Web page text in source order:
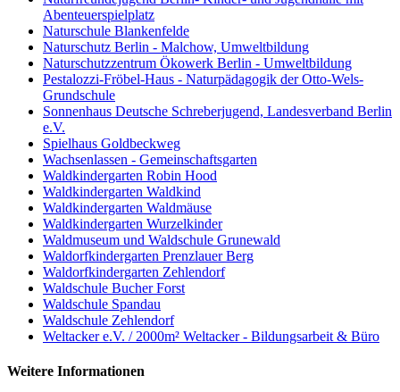
Abenteuerspielplatz
Naturschule Blankenfelde
Naturschutz Berlin - Malchow, Umweltbildung
Naturschutzzentrum Ökowerk Berlin - Umweltbildung
Pestalozzi-Fröbel-Haus - Naturpädagogik der Otto-Wels-
Grundschule
Sonnenhaus Deutsche Schreberjugend, Landesverband Berlin
e.V.
Spielhaus Goldbeckweg
Wachsenlassen - Gemeinschaftsgarten
Waldkindergarten Robin Hood
Waldkindergarten Waldkind
Waldkindergarten Waldmäuse
Waldkindergarten Wurzelkinder
Waldmuseum und Waldschule Grunewald
Waldorfkindergarten Prenzlauer Berg
Waldorfkindergarten Zehlendorf
Waldschule Bucher Forst
Waldschule Spandau
Waldschule Zehlendorf
Weltacker e.V. / 2000m² Weltacker - Bildungsarbeit & Büro
Weitere Informationen